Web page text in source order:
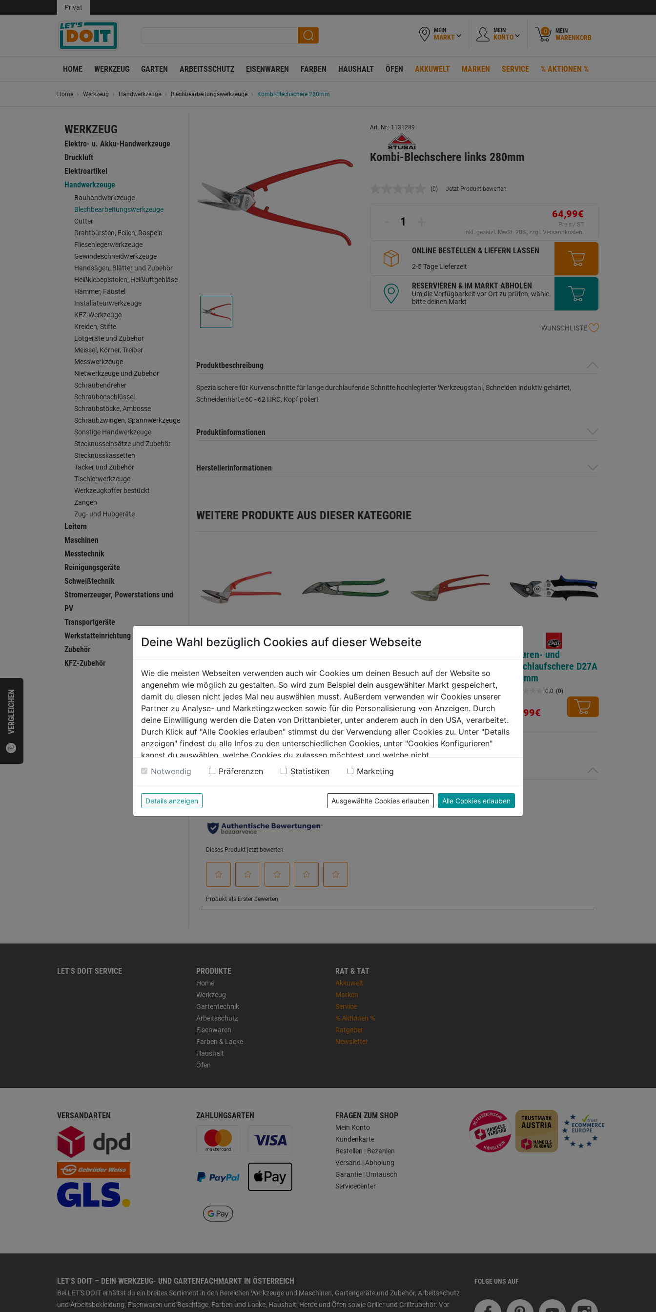
VERGLEICHEN
Privat
MEIN
MARKT
MEIN
KONTO
0 MEIN
WARENKORB
HOME WERKZEUG GARTEN ARBEITSSCHUTZ EISENWAREN FARBEN HAUSHALT ÖFEN AKKUWELT MARKEN SERVICE % AKTIONEN %
Home Werkzeug Handwerkzeuge Blechbearbeitungswerkzeuge Kombi-Blechschere 280mm
WERKZEUG
Elektro- u. Akku-Handwerkzeuge
Druckluft
Elektroartikel
Handwerkzeuge
Bauhandwerkzeuge
Blechbearbeitungswerkzeuge
Cutter
Drahtbürsten, Feilen, Raspeln
Fliesenlegerwerkzeuge
Gewindeschneidwerkzeuge
Handsägen, Blätter und Zubehör
Heißklebepistolen, Heißluftgebläse
Hämmer, Fäustel
Installateurwerkzeuge
KFZ-Werkzeuge
Kreiden, Stifte
Lötgeräte und Zubehör
Meissel, Körner, Treiber
Messwerkzeuge
Nietwerkzeuge und Zubehör
Schraubendreher
Schraubenschlüssel
Schraubstöcke, Ambosse
Schraubzwingen, Spannwerkzeuge
Sonstige Handwerkzeuge
Stecknusseinsätze und Zubehör
Stecknusskassetten
Tacker und Zubehör
Tischlerwerkzeuge
Werkzeugkoffer bestückt
Zangen
Zug- und Hubgeräte
Leitern
Maschinen
Messtechnik
Reinigungsgeräte
Schweißtechnik
Stromerzeuger, Powerstations und
PV
Transportgeräte
Werkstatteinrichtung
Zubehör
KFZ-Zubehör
Art. Nr.: 1131289
Kombi-Blechschere links 280mm
Kein
(0) Jetzt Produkt bewerten
64,99€
Preis / ST
inkl. gesetzl. MwSt. 20%, zzgl. Versandkosten.
ONLINE BESTELLEN & LIEFERN LASSEN
2-5 Tage Lieferzeit
RESERVIEREN & IM MARKT ABHOLEN
Um die Verfügbarkeit vor Ort zu prüfen, wähle
bitte deinen Markt
WUNSCHLISTE
Produktbeschreibung
Spezialschere für Kurvenschnitte für lange durchlaufende Schnitte hochlegierter Werkzeugstahl, Schneiden induktiv gehärtet,
Schneidenhärte 60 - 62 HRC, Kopf poliert
Produktinformationen
Herstellerinformationen
WEITERE PRODUKTE AUS DIESER KATEGORIE
gerade 245mm
0.0 (0)
0.0
von
5
Sternen.
68,99€
0.0
0.0
von
5
Sternen.
70,99€
350mm
(0)
0.0
von
5
Sternen.
73,99€
Figuren- und
Durchlaufschere D27A
260mm
0.0 (0)
Sternen.
78,99€
Bewertung
LET'S DOIT SERVICE PRODUKTE
Home
Werkzeug
Gartentechnik
Arbeitsschutz
Eisenwaren
Farben & Lacke
Haushalt
Öfen
RAT & TAT
Akkuwelt
Marken
Service
% Aktionen %
Ratgeber
Newsletter
VERSANDARTEN ZAHLUNGSARTEN FRAGEN ZUM SHOP
Mein Konto
Kundenkarte
Bestellen | Bezahlen
Versand | Abholung
Garantie | Umtausch
Servicecenter
LET'S DOIT – DEIN WERKZEUG- UND GARTENFACHMARKT IN ÖSTERREICH
Bei LET'S DOIT erhältst du ein breites Sortiment in den Bereichen Werkzeuge und Maschinen, Gartengeräte und Zubehör, Arbeitsschutz
und Arbeitsbekleidung, Eisenwaren und Beschläge, Farben und Lacke, Haushalt, Herde und Öfen sowie Griller und Grillzubehör. Vor
FOLGE UNS AUF
Deine Wahl bezüglich Cookies auf dieser Webseite
Wie die meisten Webseiten verwenden auch wir Cookies um deinen Besuch auf der Website so
angenehm wie möglich zu gestalten. So wird zum Beispiel dein ausgewählter Markt gespeichert,
damit du diesen nicht jedes Mal neu auswählen musst. Außerdem verwenden wir Cookies unserer
Partner zu Analyse- und Marketingzwecken sowie für die Personalisierung von Anzeigen. Durch
deine Einwilligung werden die Daten von Drittanbieter, unter anderem auch in den USA, verarbeitet.
Durch Klick auf "Alle Cookies erlauben" stimmst du der Verwendung aller Cookies zu. Unter "Details
anzeigen" findest du alle Infos zu den unterschiedlichen Cookies, unter "Cookies Konfigurieren"
kannst du auswählen, welche Cookies du zulassen möchtest und welche nicht.
Weitere Informationen findest du in unserer Datenschutzerklärung
Notwendig Präferenzen Statistiken Marketing
Details anzeigen Ausgewählte Cookies erlauben Alle Cookies erlauben